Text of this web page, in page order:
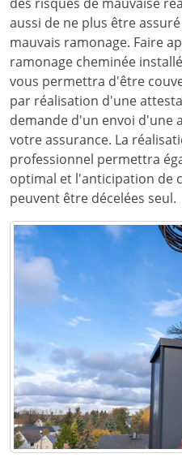
aussi de ne plus être
mauvais ramonage. Faire
ramonage cheminée
vous permettra d'être
par réalisation d'une
demande d'un envoi d'une
votre assurance. La
professionnel permettra
optimal et l'anticipation de
peuvent être décelées seul.